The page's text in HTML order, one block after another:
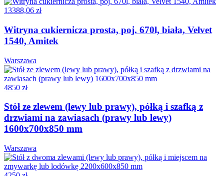
13388,06 zł
Witryna cukiernicza prosta, poj. 670l, biała, Velvet
1540, Amitek
Warszawa
4850 zł
Stół ze zlewem (lewy lub prawy), półką i szafką z
drzwiami na zawiasach (prawy lub lewy)
1600x700x850 mm
Warszawa